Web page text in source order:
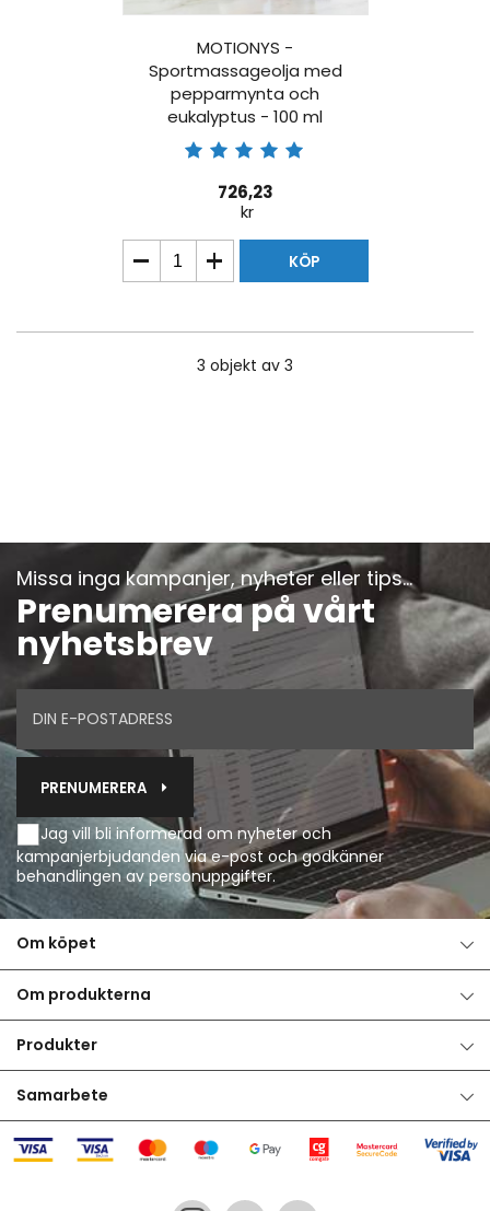
MOTIONYS -
Sportmassageolja med
pepparmynta och
eukalyptus - 100 ml
726,23
kr
KÖP
3 objekt av 3
Missa inga kampanjer, nyheter eller tips...
Prenumerera på vårt
nyhetsbrev
PRENUMERERA
Jag vill bli informerad om nyheter och
kampanjerbjudanden via e-post och godkänner
behandlingen av personuppgifter.
Om köpet
Om produkterna
Produkter
Samarbete